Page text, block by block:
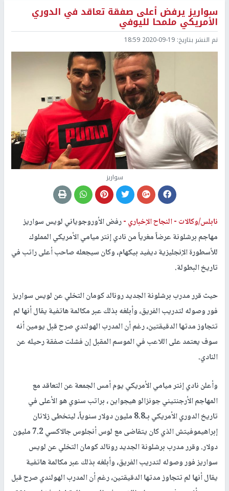
سواريز يرفض أعلى صفقة تعاقد في الدوري
الأمريكي ملمحا لليوفي
تم النشر بتاريخ: 2020-09-19 18:59
سواريز
نابلس/وكالات -النجاح الإخباري -رفض الأوروجوياني لويس سواريز
مهاجم برشلونة عرضاً مغرياً من نادي إنتر ميامي الأمريكي المملوك
للأسطورة الإنجليزية ديفيد بيكهام، وكان سيجعله صاحب أعلى راتب في
تاريخ البطولة.
حيث قرر مدرب برشلونة الجديد رونالد كومان التخلي عن لويس سواريز
فور وصوله لتدريب الفريق، وأبلغه بذلك عبر مكالمة هاتفية يقال أنها لم
تتجاوز مدتها الدقيقتين، رغم أن المدرب الهولندي صرح قبل يومين أنه
سوف يعتمد على اللاعب في الموسم المقبل إن فشلت صفقة رحيله عن
النادي.
وأعلن نادي إنتر ميامي الأمريكي يوم أمس الجمعة عن التعاقد مع
المهاجم الأرجنتيني جونزالو هيجواين ، براتب سنوي هو الأعلى في
تاريخ الدوري الأمريكي بـ8.8 مليون دولار سنوياً، ليتخطى زلاتان
إبراهيموفيتش الذي كان يتقاضى مع لوس أنجلوس جالاكسي 7.2 مليون
دولار. وقرر مدرب برشلونة الجديد رونالد كومان التخلي عن لويس
سواريز فور وصوله لتدريب الفريق، وأبلغه بذلك عبر مكالمة هاتفية
يقال أنها لم تتجاوز مدتها الدقيقتين، رغم أن المدرب الهولندي صرح قبل